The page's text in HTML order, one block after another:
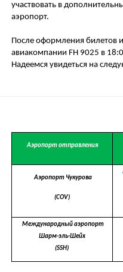
участвовать в
аэропорт.
После оформления билетов
авиакомпании FH 9025 в
Надеемся увидеться на
Аэропорт отправления
Аэропорт Чукурова
(COV)
Международный аэропорт
Шарм-эль-Шейх
(SSH)